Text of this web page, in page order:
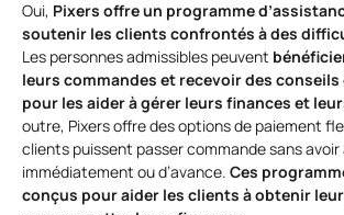
Oui, Pixers offre un programme
soutenir les clients confrontés à des
Les personnes admissibles peuvent
leurs commandes et recevoir des
pour les aider à gérer leurs finances et
outre, Pixers offre des options de paiement
clients puissent passer commande sans avoir
immédiatement ou d’avance. Ces
conçus pour aider les clients à obtenir